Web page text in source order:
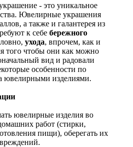
- это уникальное
Ювелирные украшения
а также и галантерея из
к себе бережного
ухода, впрочем, как и
того чтобы они как можно
вид и радовали
особенности по
ювелирными изделиями.
ювелирные изделия во
работ (стирки,
пищи), оберегать их